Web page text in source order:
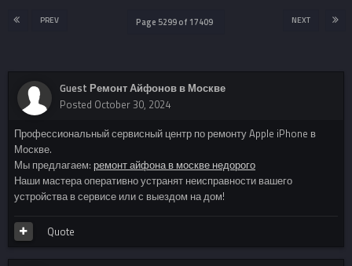
PREV NEXT
Page 5299 of 17409
Guest Ремонт Айфонов в Москве
Posted October 30, 2024
Профессиональный сервисный центр по ремонту Apple iPhone в
Москве.
Мы предлагаем: ремонт айфона в москве недорого
Наши мастера оперативно устранят неисправности вашего
устройства в сервисе или с выездом на дом!
Quote